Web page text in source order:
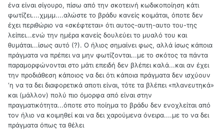
ένα είναι σίγουρο, πίσω από την σκοτεινή κωδικοποίηση κάτι
φωτίζει....χμμμ....αλώστε το βράδυ κανείς κοιμάται, όποτε δεν
έχει περιθώριο να «σκέφτεται» ότι αυτος-αυτη-αυτο του-της
λείπει...ενώ την ημέρα κανείς δουλεύει το μυαλό του και
θυμάται...ίσως αυτό (?). O ήλιος σημαίνει φως, αλλά ίσως κάποια
πράγματα να πρέπει να μην φωτίζονται...με το σκότος τα πάντα
παραμορφώνονται στο μάτι επειδή δεν βλέπει καλά...και αν έχει
την προδιάθεση κάποιος να δει ότι κάποια πράγματα δεν ισχύουν
‘η να τα δει διαφορετικά αποτι είναι, τότε τα βλέπει «πλανευτηκά»
και (μάλλον) πολύ πιο όμορφα από είναι στην
πραγματικότητα...όποτε στο ποίημα το βράδυ δεν ενοχλείται από
τον ήλιο να κοιμηθεί και να δει χαρούμενα όνειρα....με το να δει
πράγματα όπως τα θέλει